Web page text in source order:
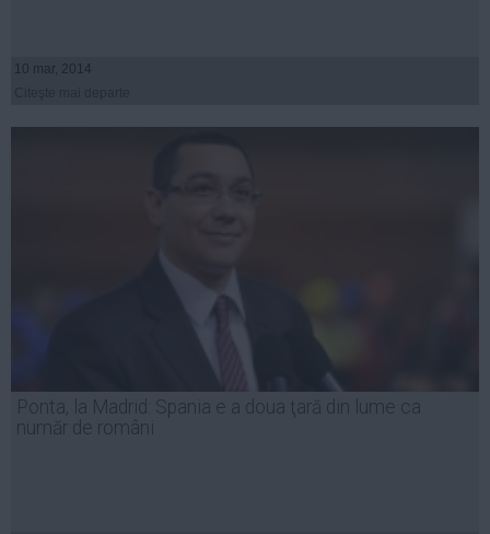
10 mar, 2014
Ponta, la Madrid: Spania e a doua ţară din lume ca
număr de români